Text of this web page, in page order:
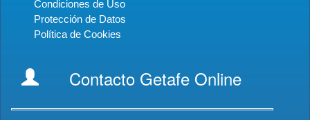
Condiciones de Uso
Protección de Datos
Política de Cookies
Contacto Getafe Online